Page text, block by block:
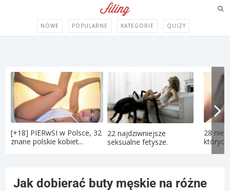
NOWE POPULARNE KATEGORIE QUIZY
[+18] PIERwSI w Polsce, 32
znane polskie kobiet...
22 najdziwniejsze
seksualne fetysze.
28
których
Jak dobierać buty męskie na różne